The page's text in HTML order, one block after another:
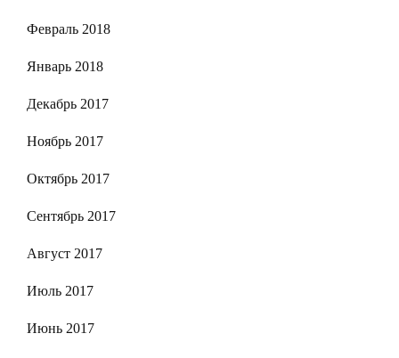
Февраль 2018
Январь 2018
Декабрь 2017
Ноябрь 2017
Октябрь 2017
Сентябрь 2017
Август 2017
Июль 2017
Июнь 2017